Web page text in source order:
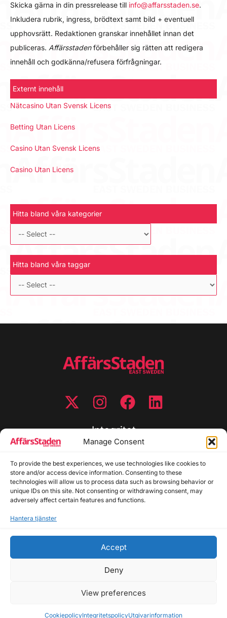
Manage Consent
To provide the best experiences, we use technologies like cookies to
store and/or access device information. Consenting to these
technologies will allow us to process data such as browsing behavior or
unique IDs on this site. Not consenting or withdrawing consent, may
adversely affect certain features and functions.
Hantera tjänster
Accept
Deny
View preferences
CookiepolicyIntegritetspolicyUtgivarinformation
Skicka gärna in din pressrelease till info@affarsstaden.se.
Inkludera rubrik, ingress, brödtext samt bild + eventuell
upphovsrätt. Redaktionen granskar innehållet innan det
publiceras. Affärsstadenförbehåller sig rätten att redigera
innehåll och godkänna/refusera förfrågningar.
Externt innehåll
Nätcasino Utan Svensk Licens
Betting Utan Licens
Casino Utan Svensk Licens
Casino Utan Licens
Hitta bland våra kategorier
Hitta bland våra taggar
Integritet
Cookiepolicy
Disclaimer
Redaktionell policy
Utgivarinformation
Allmänna frågor: info@affarsstaden.se | Tipsa
annons@affarsstaden.se
© 2026 Affärsstaden.se | 2025 Alla rättigheter